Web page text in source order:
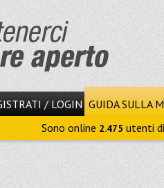
/ LOGIN GUIDA SULLA
Sono online 2.475 utenti